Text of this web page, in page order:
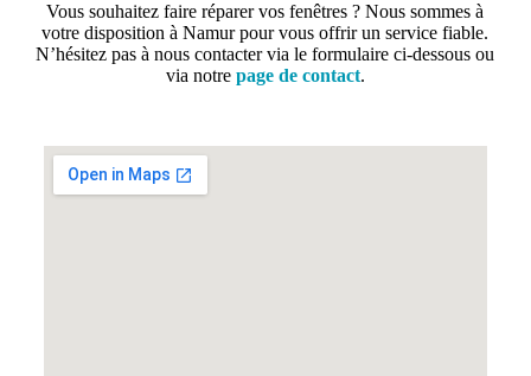
Vous souhaitez faire réparer vos fenêtres ? Nous sommes à
votre disposition à Namur pour vous offrir un service fiable.
N’hésitez pas à nous contacter via le formulaire ci-dessous ou
via notre page de contact.